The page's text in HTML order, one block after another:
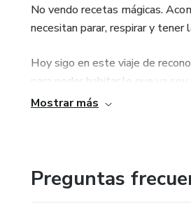
No vendo recetas mágicas.
necesitan parar, respirar y
Hoy sigo en este viaje de
para poder habitar lo que ya soy
Gracias por estar.
Un abrazo. 🧡
Mostrar más
Preguntas